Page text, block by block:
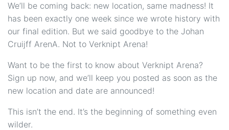
We’ll be coming back: new location, same madness! It
has been exactly one week since we wrote history with
our final edition. But we said goodbye to the Johan
Cruijff ArenA. Not to Verknipt Arena!
Want to be the first to know about Verknipt Arena?
Sign up now, and we’ll keep you posted as soon as the
new location and date are announced!
This isn’t the end. It’s the beginning of something even
wilder.